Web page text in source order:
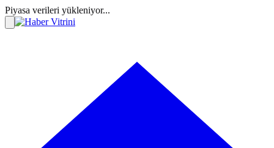
Piyasa verileri yükleniyor...